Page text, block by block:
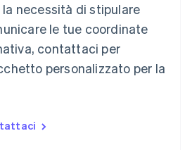
necessità di stipulare
le tue coordinate
contattaci per
personalizzato per la